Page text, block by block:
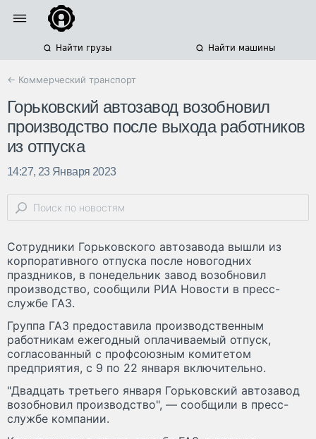
Найти грузы Найти машины
← Коммерческий транспорт
Горьковский автозавод возобновил
производство после выхода работников
из отпуска
14:27, 23 Января 2023
Сотрудники Горьковского автозавода вышли из
корпоративного отпуска после новогодних
праздников, в понедельник завод возобновил
производство, сообщили РИА Новости в пресс-
службе ГАЗ.
Группа ГАЗ предоставила производственным
работникам ежегодный оплачиваемый отпуск,
согласованный с профсоюзным комитетом
предприятия, с 9 по 22 января включительно.
"Двадцать третьего января Горьковский автозавод
возобновил производство", — сообщили в пресс-
службе компании.